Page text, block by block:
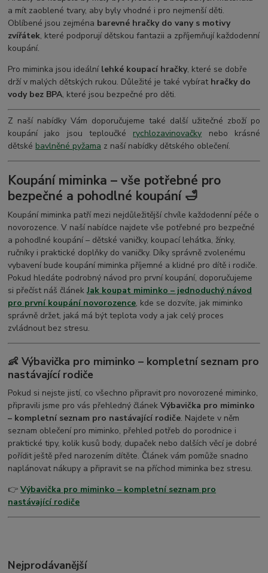
a mít zaoblené tvary, aby byly vhodné i pro nejmenší děti.
Oblíbené jsou zejména barevné hračky do vany s motivy
zvířátek, které podporují dětskou fantazii a zpříjemňují každodenní
koupání.
Pro miminka jsou ideální lehké koupací hračky, které se dobře
drží v malých dětských rukou. Důležité je také vybírat hračky do
vody bez BPA, které jsou bezpečné pro děti.
Z naší nabídky Vám doporučujeme také další užitečné zboží po
koupání jako jsou teploučké rychlozavinovačky nebo krásné
dětské bavlněné pyžama z naší nabídky dětského oblečení.
Koupání miminka – vše potřebné pro
bezpečné a pohodlné koupání 🛁
Koupání miminka patří mezi nejdůležitější chvíle každodenní péče o
novorozence. V naší nabídce najdete vše potřebné pro bezpečné
a pohodlné koupání – dětské vaničky, koupací lehátka, žínky,
ručníky i praktické doplňky do vaničky. Díky správně zvolenému
vybavení bude koupání miminka příjemné a klidné pro dítě i rodiče.
Pokud hledáte podrobný návod pro první koupání, doporučujeme
si přečíst náš článekJak koupat miminko – jednoduchý návod
pro první koupání novorozence, kde se dozvíte, jak miminko
správně držet, jaká má být teplota vody a jak celý proces
zvládnout bez stresu.
👶 Výbavička pro miminko – kompletní seznam pro
nastávající rodiče
Pokud si nejste jistí, co všechno připravit pro novorozené miminko,
připravili jsme pro vás přehledný článekVýbavička pro miminko
– kompletní seznam pro nastávající rodiče. Najdete v něm
seznam oblečení pro miminko, přehled potřeb do porodnice i
praktické tipy, kolik kusů body, dupaček nebo dalších věcí je dobré
pořídit ještě před narozením dítěte. Článek vám pomůže snadno
naplánovat nákupy a připravit se na příchod miminka bez stresu.
👉Výbavička pro miminko – kompletní seznam pro
nastávající rodiče
Nejprodávanější